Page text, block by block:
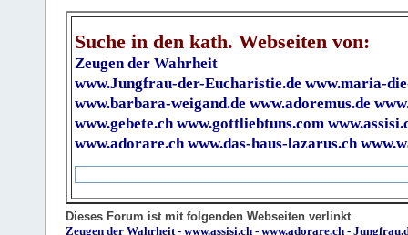
Suche in den kath. Webseiten von:
Zeugen der Wahrheit
www.Jungfrau-der-Eucharistie.de www.maria-
www.barbara-weigand.de www.adoremus.de
www.gebete.ch www.gottliebtuns.com
www.adorare.ch www.das-haus-lazarus.ch
Dieses Forum ist mit folgenden Webseiten verlinkt
Zeugen der Wahrheit - www.assisi.ch - www.adorare.ch -